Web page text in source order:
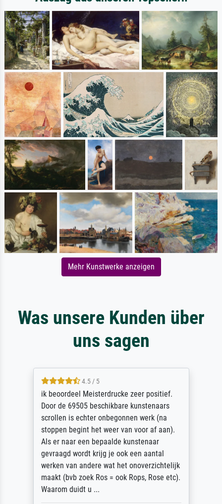
Mehr Kunstwerke anzeigen
Was unsere Kunden über
uns sagen
4.5 / 5
ik beoordeel Meisterdrucke zeer positief.
Door de 69505 beschikbare kunstenaars
scrollen is echter onbegonnen werk (na
stoppen begint het weer van voor af aan).
Als er naar een bepaalde kunstenaar
gevraagd wordt krijg je ook een aantal
werken van andere wat het onoverzichtelijk
maakt (bvb zoek Ros = ook Rops, Rose etc).
Waarom duidt u ...